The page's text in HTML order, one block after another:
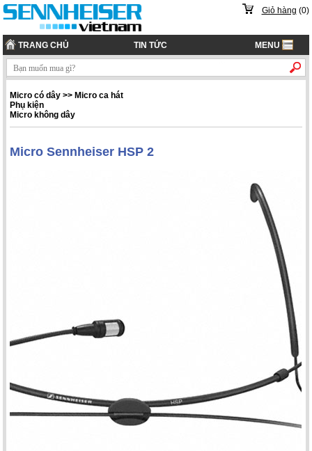
Giỏ hàng (0)
TRANG CHỦ TIN TỨC MENU
Micro có dây >> Micro ca hát
Phụ kiện
Micro không dây
Micro Sennheiser HSP 2